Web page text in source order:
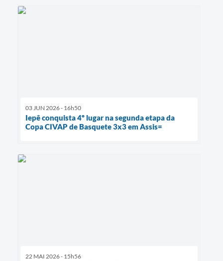
03 JUN 2026 - 16h50
Iepê conquista 4º lugar na segunda etapa da
Copa CIVAP de Basquete 3x3 em Assis=
22 MAI 2026 - 15h56